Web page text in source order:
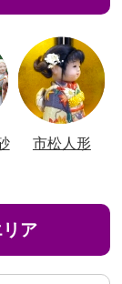
市松人形
リア